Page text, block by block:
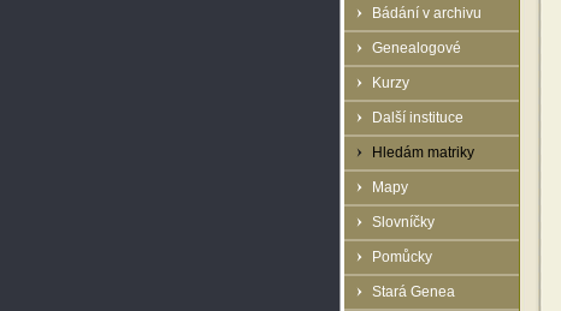
Bádání v archivu
Genealogové
Kurzy
Další instituce
Hledám matriky
Mapy
Slovníčky
Pomůcky
Stará Genea